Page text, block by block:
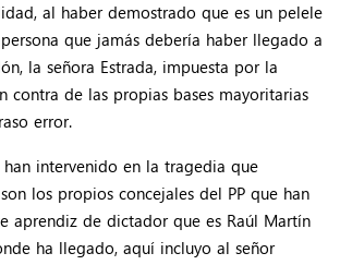
al haber demostrado que es un pelele
que jamás debería haber llegado a
la señora Estrada, impuesta por la
contra de las propias bases mayoritarias
error.
intervenido en la tragedia que
los propios concejales del PP que han
aprendiz de dictador que es Raúl Martín
ha llegado, aquí incluyo al señor